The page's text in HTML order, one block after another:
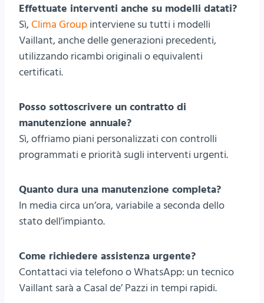
Effettuate interventi anche su modelli datati?
Sì,Clima Group interviene su tutti i modelli
Vaillant, anche delle generazioni precedenti,
utilizzando ricambi originali o equivalenti
certificati.
Posso sottoscrivere un contratto di
manutenzione annuale?
Sì, offriamo piani personalizzati con controlli
programmati e priorità sugli interventi urgenti.
Quanto dura una manutenzione completa?
In media circa un’ora, variabile a seconda dello
stato dell’impianto.
Come richiedere assistenza urgente?
Contattaci via telefono o WhatsApp: un tecnico
Vaillant sarà a Casal de’ Pazzi in tempi rapidi.